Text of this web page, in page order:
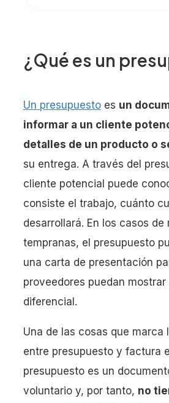
¿Qué es un
Un presupuesto es un
informar a un cliente
detalles de un producto o
su entrega. A través del
cliente potencial puede
consiste el trabajo, cuánto
desarrollará. En los casos de
tempranas, el presupuesto
una carta de presentación
proveedores puedan
diferencial.
Una de las cosas que marca
entre presupuesto y factura
presupuesto es un
voluntario y, por tanto, no